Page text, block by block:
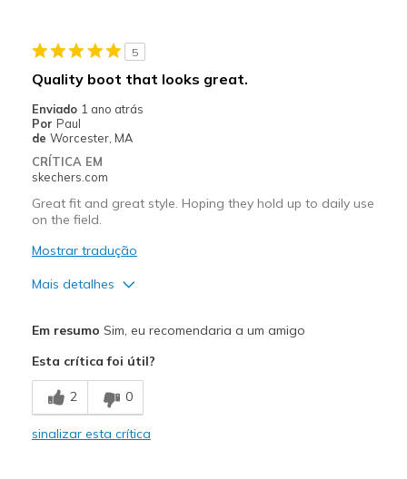
5
Quality boot that looks great.
Enviado 1 ano atrás
Por Paul
de Worcester, MA
CRÍTICA EM
skechers.com
Great fit and great style. Hoping they hold up to daily use
on the field.
Mostrar tradução
Mais detalhes
Comfortable
Durable
Em resumo Sim, eu recomendaria a um amigo
Esta crítica foi útil?
2 0
sinalizar esta crítica